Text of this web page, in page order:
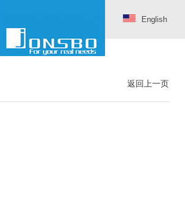
English
返回上一页